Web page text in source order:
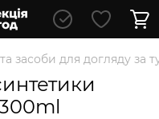
засоби для догляду